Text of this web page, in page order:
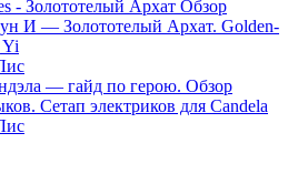
Обзор
И — Золототелый Архат. Golden-
— гайд по герою. Обзор
Сетап электриков для Candela